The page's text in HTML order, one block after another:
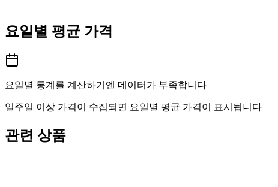
요일별 평균 가격
요일별 통계를 계산하기엔 데이터가 부족합니다
일주일 이상 가격이 수집되면 요일별 평균 가격이 표시됩니다
관련 상품